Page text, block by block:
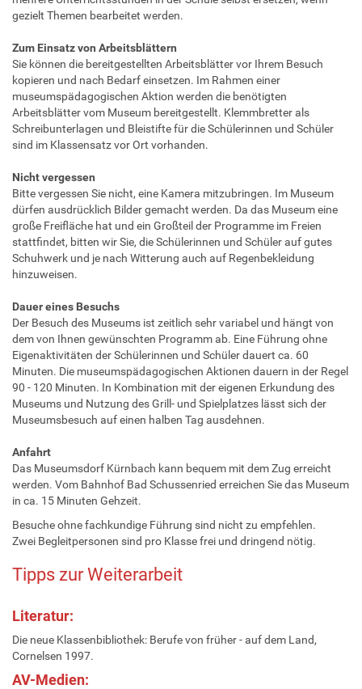
gezielt Themen bearbeitet werden.
Zum Einsatz von Arbeitsblättern
Sie können die bereitgestellten Arbeitsblätter vor Ihrem Besuch
kopieren und nach Bedarf einsetzen. Im Rahmen einer
museumspädagogischen Aktion werden die benötigten
Arbeitsblätter vom Museum bereitgestellt. Klemmbretter als
Schreibunterlagen und Bleistifte für die Schülerinnen und Schüler
sind im Klassensatz vor Ort vorhanden.
Nicht vergessen
Bitte vergessen Sie nicht, eine Kamera mitzubringen. Im Museum
dürfen ausdrücklich Bilder gemacht werden. Da das Museum eine
große Freifläche hat und ein Großteil der Programme im Freien
stattfindet, bitten wir Sie, die Schülerinnen und Schüler auf gutes
Schuhwerk und je nach Witterung auch auf Regenbekleidung
hinzuweisen.
Dauer eines Besuchs
Der Besuch des Museums ist zeitlich sehr variabel und hängt von
dem von Ihnen gewünschten Programm ab. Eine Führung ohne
Eigenaktivitäten der Schülerinnen und Schüler dauert ca. 60
Minuten. Die museumspädagogischen Aktionen dauern in der Regel
90 - 120 Minuten. In Kombination mit der eigenen Erkundung des
Museums und Nutzung des Grill- und Spielplatzes lässt sich der
Museumsbesuch auf einen halben Tag ausdehnen.
Anfahrt
Das Museumsdorf Kürnbach kann bequem mit dem Zug erreicht
werden. Vom Bahnhof Bad Schussenried erreichen Sie das Museum
in ca. 15 Minuten Gehzeit.
Besuche ohne fachkundige Führung sind nicht zu empfehlen.
Zwei Begleitpersonen sind pro Klasse frei und dringend nötig.
Tipps zur Weiterarbeit
Literatur:
Die neue Klassenbibliothek: Berufe von früher - auf dem Land,
Cornelsen 1997.
AV-Medien: